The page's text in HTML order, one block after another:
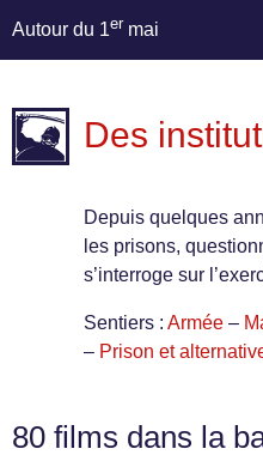
Autour du 1er mai
Des
Depuis quelques
les prisons,
s’interroge sur
Sentiers : Armée –
– Prison et
80 films dans la